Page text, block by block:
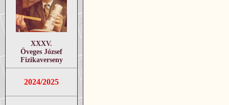
XXXV.
Öveges József
Fizikaverseny
2024/2025